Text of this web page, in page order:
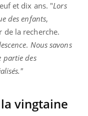
et dix ans. "Lors
des enfants,
de la recherche.
. Nous savons
partie des
vingtaine